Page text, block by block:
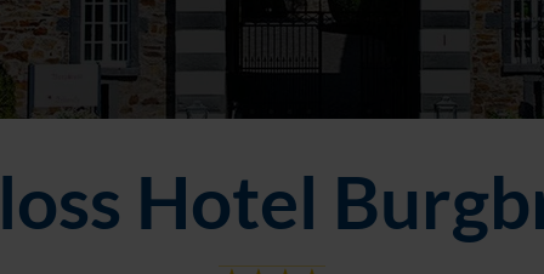
Hotel